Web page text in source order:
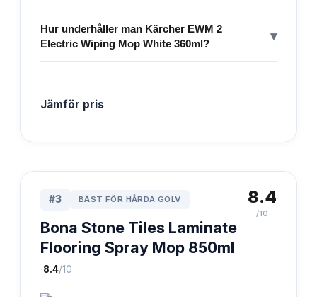
Hur underhåller man Kärcher EWM 2
Electric Wiping Mop White 360ml?
▾
Jämför pris
#3 BÄST FÖR HÅRDA GOLV
Bona Stone Tiles Laminate
Flooring Spray Mop 850ml
·8.4/10
8.4
/10